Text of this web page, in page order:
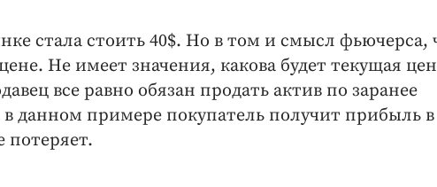
стала стоить 40$. Но в том и смысл фьючерса,
Не имеет значения, какова будет текущая
все равно обязан продать актив по заранее
в данном примере покупатель получит прибыль в
потеряет.